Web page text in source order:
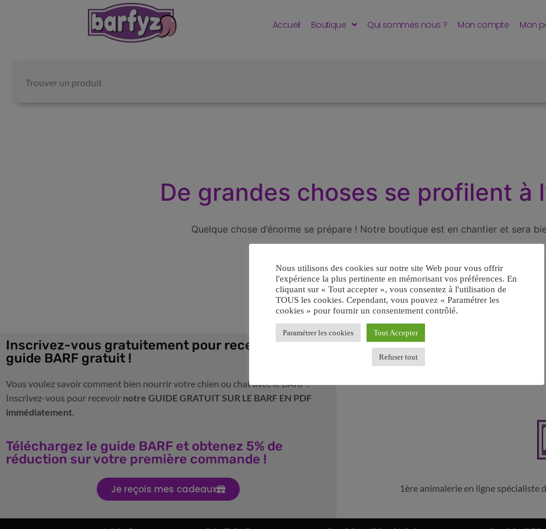
Accueil Boutique Qui sommes nous ? Mon compte Mon
De grandes choses se profilent à
Quelque chose d’énorme se prépare ! Notre boutique est en chantier et sera
Inscrivez-vous gratuitement pour recevoir votre
guide BARF gratuit !
Vous voulez savoir comment bien nourrir votre chien ou chat avec le BARF ?
Inscrivez-vous pour recevoir notre GUIDE GRATUIT SUR LE BARF EN PDF
immédiatement.
Téléchargez le guide BARF et obtenez 5% de
réduction sur votre première commande !
Je reçois mes cadeaux
Retrouvez-nous sur les réseaux sociaux :
1ère animalerie en ligne spécialiste
Nous utilisons des cookies sur notre site Web pour vous offrir
l'expérience la plus pertinente en mémorisant vos préférences. En
cliquant sur « Tout accepter », vous consentez à l'utilisation de
TOUS les cookies. Cependant, vous pouvez « Paramétrer les
cookies » pour fournir un consentement contrôlé.
Paramétrer les cookies Tout Accepter
Refuser tout